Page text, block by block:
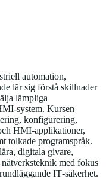
automation,
lär sig förstå skillnader
lämpliga
Kursen
konfigurering,
HMI‑applikationer,
tolkade programspråk.
digitala givare,
med fokus
IT‑säkerhet.